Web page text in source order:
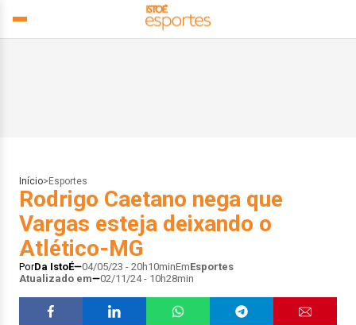
Início> Esportes
Rodrigo Caetano nega que
Vargas esteja deixando o
Atlético-MG
PorDa IstoÉ 04/05/23 - 20h10minEmEsportes
Atualizado em
02/11/24 - 10h28min